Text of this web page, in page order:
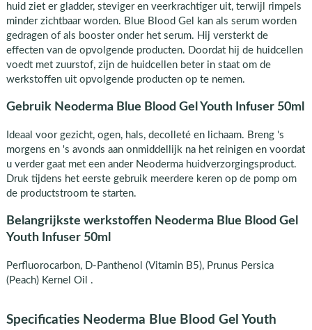
huid ziet er gladder, steviger en veerkrachtiger uit, terwijl rimpels
minder zichtbaar worden. Blue Blood Gel kan als serum worden
gedragen of als booster onder het serum. Hij versterkt de
effecten van de opvolgende producten. Doordat hij de huidcellen
voedt met zuurstof, zijn de huidcellen beter in staat om de
werkstoffen uit opvolgende producten op te nemen.
Gebruik Neoderma Blue Blood Gel Youth Infuser 50ml
Ideaal voor gezicht, ogen, hals, decolleté en lichaam. Breng 's
morgens en 's avonds aan onmiddellijk na het reinigen en voordat
u verder gaat met een ander Neoderma huidverzorgingsproduct.
Druk tijdens het eerste gebruik meerdere keren op de pomp om
de productstroom te starten.
Belangrijkste werkstoffen Neoderma Blue Blood Gel
Youth Infuser 50ml
Perfluorocarbon, D-Panthenol (Vitamin B5), Prunus Persica
(Peach) Kernel Oil .
Specificaties Neoderma Blue Blood Gel Youth